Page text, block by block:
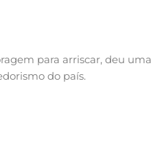
para arriscar, deu
do país.